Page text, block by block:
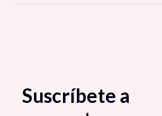
Suscríbete a